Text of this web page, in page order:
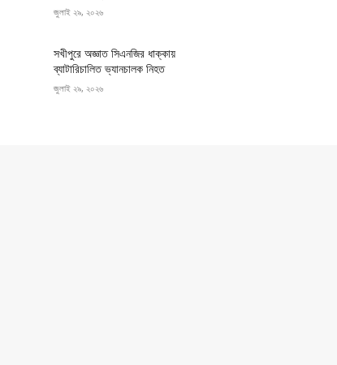
জুলাই ২৯, ২০২৬
সখীপুরে অজ্ঞাত সিএনজির ধাক্কায়
ব্যাটারিচালিত ভ্যানচালক নিহত
জুলাই ২৯, ২০২৬